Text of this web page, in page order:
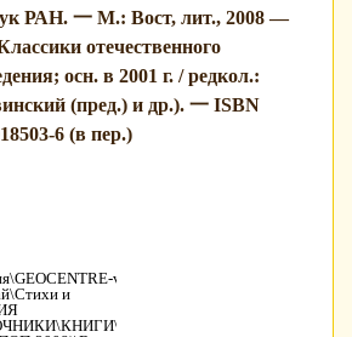
РАН. 一 М.: Вост, лит., 2008 —
отечественного
осн. в 2001 г. / редкол.:
(пред.) и др.). 一 ISBN
6 (в пер.)